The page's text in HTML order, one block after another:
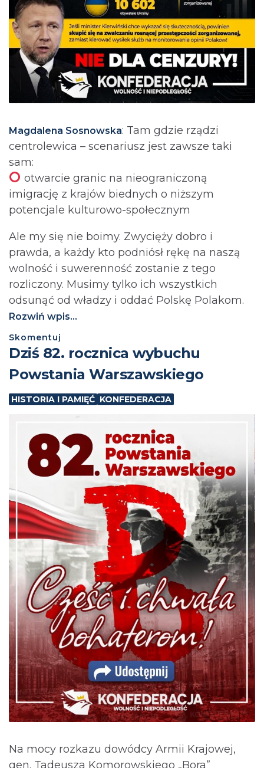
Magdalena Sosnowska: Tam gdzie rządzi
centrolewica – scenariusz jest zawsze taki
sam:
otwarcie granic na nieograniczoną
imigrację z krajów biednych o niższym
potencjale kulturowo-społecznym
Ale my się nie boimy. Zwycięży dobro i
prawda, a każdy kto podniósł rękę na naszą
wolność i suwerenność zostanie z tego
rozliczony. Musimy tylko ich wszystkich
odsunąć od władzy i oddać Polskę Polakom.
Rozwiń wpis...
Skomentuj
Dziś 82. rocznica wybuchu
Powstania Warszawskiego
HISTORIA I PAMIĘĆ KONFEDERACJA
Na mocy rozkazu dowódcy Armii Krajowej,
gen. Tadeusza Komorowskiego „Bora”